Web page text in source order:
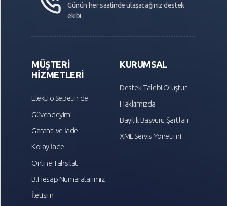
Günün her saatinde ulaşacağınız destek
ekibi.
MÜŞTERİ
HİZMETLERİ
Elektro Sepetin de
Güvendeyim!
Garanti ve İade
Kolay İade
Online Tahsilat
B.Hesap Numaralarımız
İletişim
KURUMSAL
Destek Talebi Oluştur
Hakkımızda
Bayilik Başvuru Şartları
XML Servis Yönetimi